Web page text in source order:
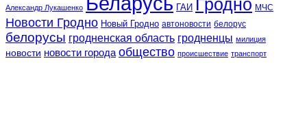
Александр Лукашенко ГАИ Гродно МЧС
Новости Гродно Новый Гродно автоновости белорус
белорусы гродненская область гродненцы милиция
новости новости города общество происшествие транспорт